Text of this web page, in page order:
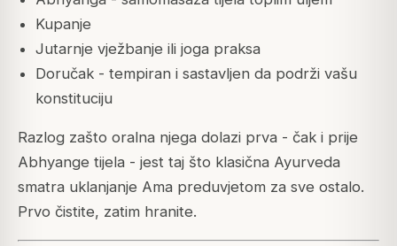
Kupanje
Jutarnje vježbanje ili joga praksa
Doručak - tempiran i sastavljen da podrži vašu
konstituciju
Razlog zašto oralna njega dolazi prva - čak i prije
Abhyange tijela - jest taj što klasična Ayurveda
smatra uklanjanje Ama preduvjetom za sve ostalo.
Prvo čistite, zatim hranite.